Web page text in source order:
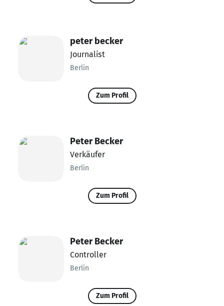
peter becker
Journalist
Berlin
Zum Profil
Peter Becker
Verkäufer
Berlin
Zum Profil
Peter Becker
Controller
Berlin
Zum Profil